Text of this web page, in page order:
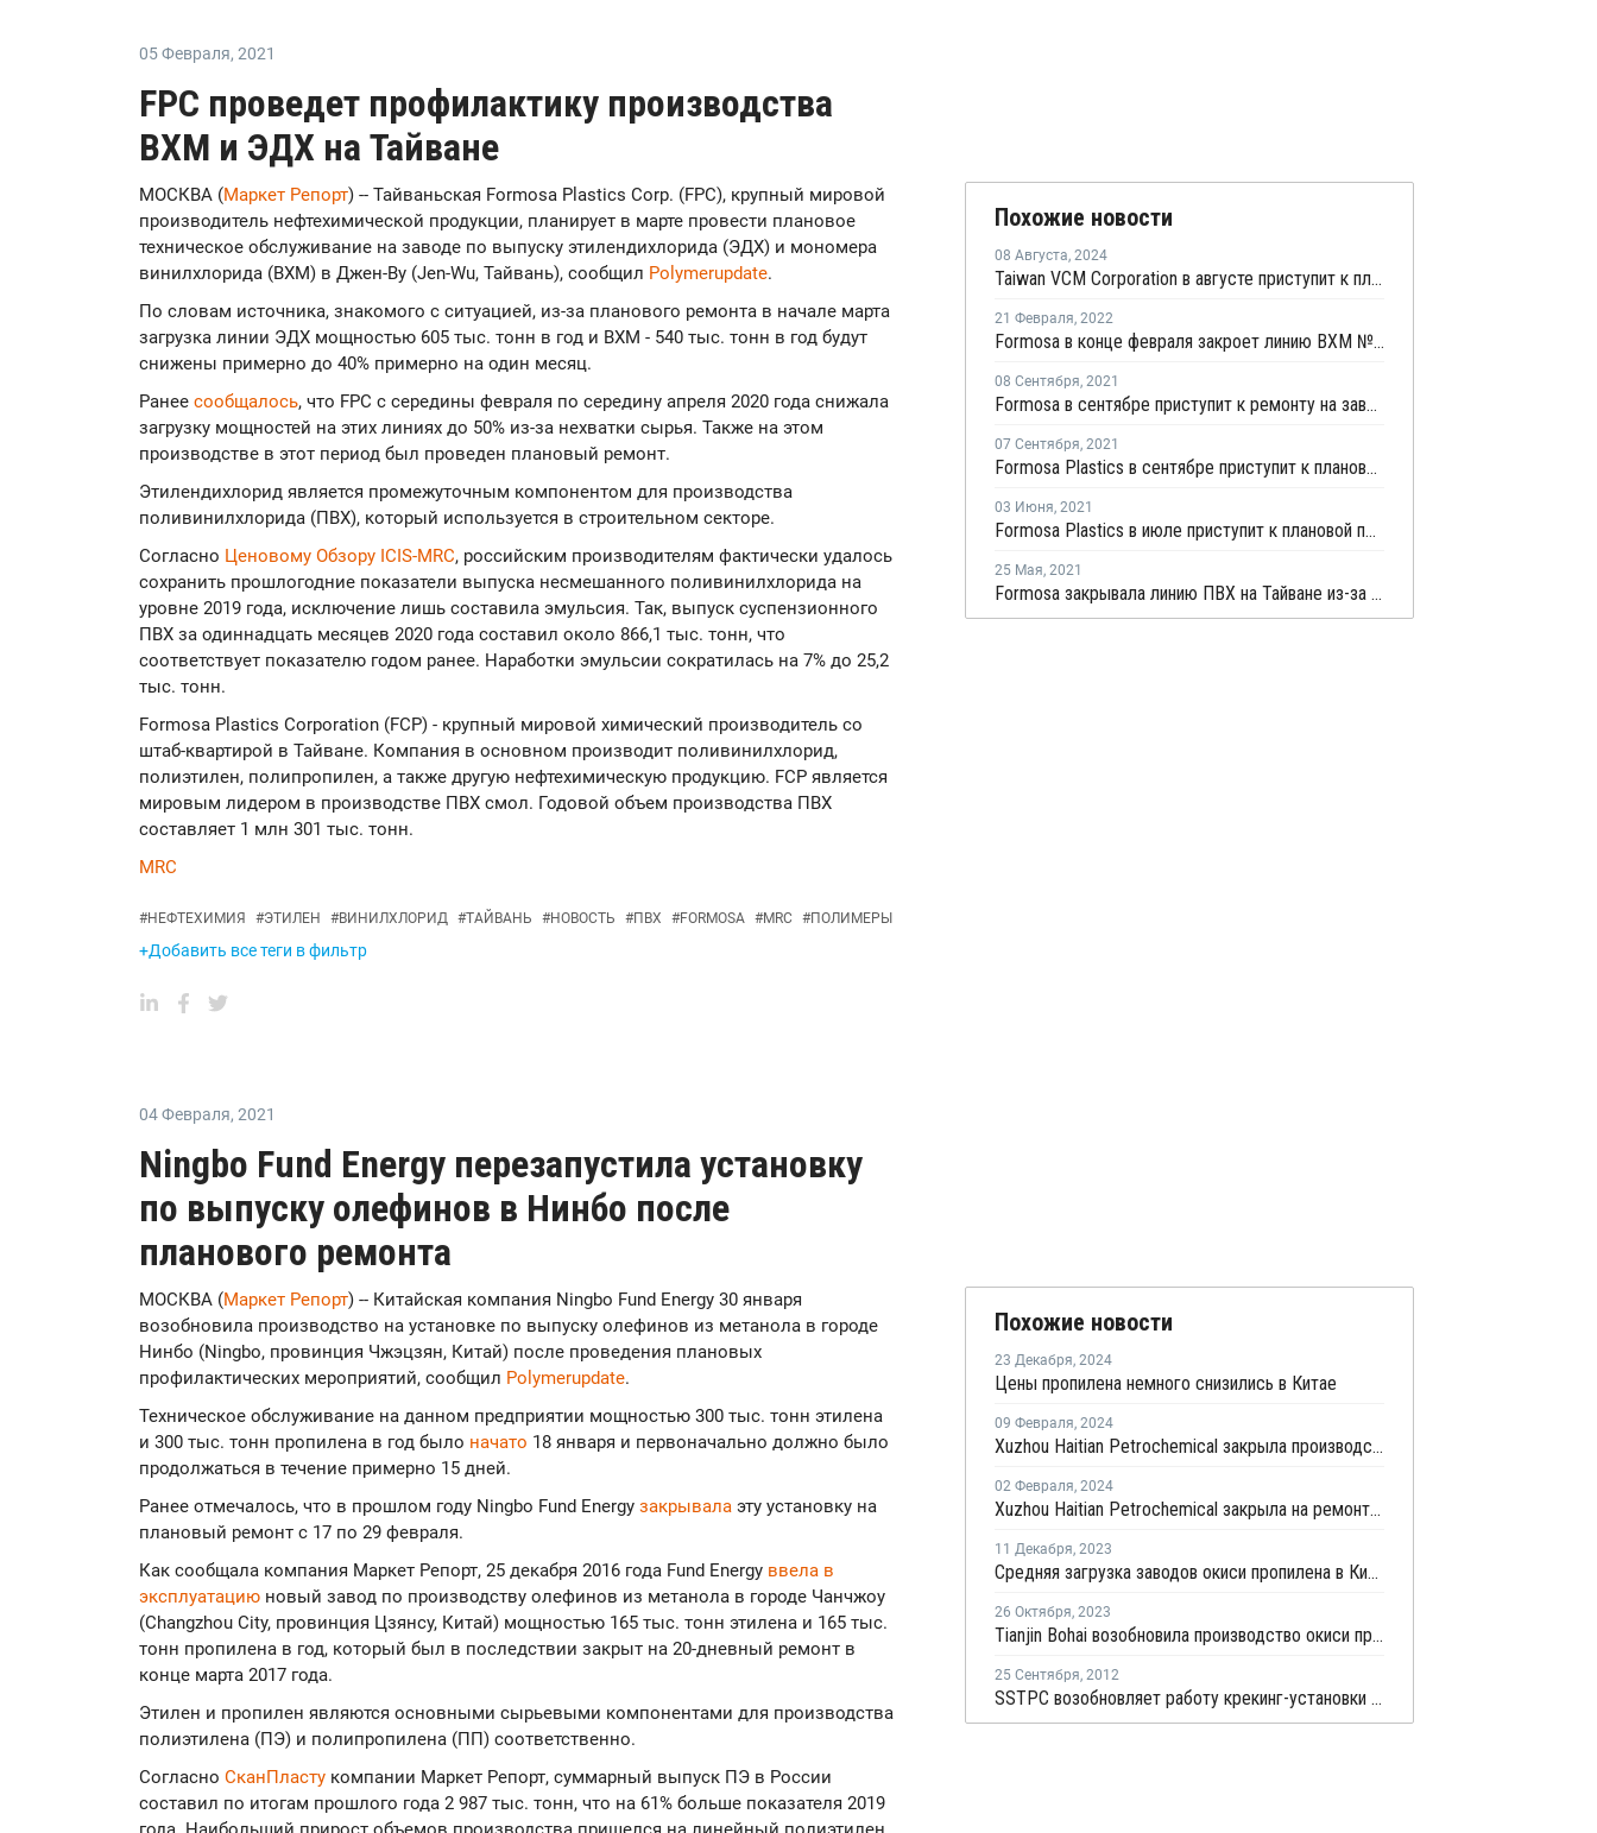
05 Февраля, 2021
FPC проведет профилактику производства
ВХМ и ЭДХ на Тайване
МОСКВА (Маркет Репорт) -- Тайваньская Formosa Plastics Corp. (FPC), крупный мировой
производитель нефтехимической продукции, планирует в марте провести плановое
техническое обслуживание на заводе по выпуску этилендихлорида (ЭДХ) и мономера
винилхлорида (ВХМ) в Джен-Ву (Jen-Wu, Тайвань), сообщил Polymerupdate.
По словам источника, знакомого с ситуацией, из-за планового ремонта в начале марта
загрузка линии ЭДХ мощностью 605 тыс. тонн в год и ВХМ - 540 тыс. тонн в год будут
снижены примерно до 40% примерно на один месяц.
Ранее сообщалось, что FPC с середины февраля по середину апреля 2020 года снижала
загрузку мощностей на этих линиях до 50% из-за нехватки сырья. Также на этом
производстве в этот период был проведен плановый ремонт.
Этилендихлорид является промежуточным компонентом для производства
поливинилхлорида (ПВХ), который используется в строительном секторе.
Согласно Ценовому Обзору ICIS-MRC, российским производителям фактически удалось
сохранить прошлогодние показатели выпуска несмешанного поливинилхлорида на
уровне 2019 года, исключение лишь составила эмульсия. Так, выпуск суспензионного
ПВХ за одиннадцать месяцев 2020 года составил около 866,1 тыс. тонн, что
соответствует показателю годом ранее. Наработки эмульсии сократилась на 7% до 25,2
тыс. тонн.
Formosa Plastics Corporation (FCP) - крупный мировой химический производитель со
штаб-квартирой в Тайване. Компания в основном производит поливинилхлорид,
полиэтилен, полипропилен, а также другую нефтехимическую продукцию. FCP является
мировым лидером в производстве ПВХ смол. Годовой объем производства ПВХ
составляет 1 млн 301 тыс. тонн.
MRC
#НЕФТЕХИМИЯ #ЭТИЛЕН #ВИНИЛХЛОРИД #ТАЙВАНЬ #НОВОСТЬ #ПВХ #FORMOSA #MRC #ПОЛИМЕРЫ
+Добавить все теги в фильтр
Похожие новости
08 Августа, 2024
Taiwan VCM Corporation в августе приступит к плановой профилактике на заводе ВХМ в Линьюане
21 Февраля, 2022
Formosa в конце февраля закроет линию ВХМ № 2 на Тайване на плановый ремонт
08 Сентября, 2021
Formosa в сентябре приступит к ремонту на заводе ЭДХ на Тайване
07 Сентября, 2021
Formosa Plastics в сентябре приступит к плановой профилактике на заводе ВХМ на Тайване
03 Июня, 2021
Formosa Plastics в июле приступит к плановой профилактике на линии ВХМ на Тайване
25 Мая, 2021
Formosa закрывала линию ПВХ на Тайване из-за отключения электроэнергии
04 Февраля, 2021
Ningbo Fund Energy перезапустила установку
по выпуску олефинов в Нинбо после
планового ремонта
МОСКВА (Маркет Репорт) -- Китайская компания Ningbo Fund Energy 30 января
возобновила производство на установке по выпуску олефинов из метанола в городе
Нинбо (Ningbo, провинция Чжэцзян, Китай) после проведения плановых
профилактических мероприятий, сообщил Polymerupdate.
Техническое обслуживание на данном предприятии мощностью 300 тыс. тонн этилена
и 300 тыс. тонн пропилена в год было начато 18 января и первоначально должно было
продолжаться в течение примерно 15 дней.
Ранее отмечалось, что в прошлом году Ningbo Fund Energy закрывала эту установку на
плановый ремонт с 17 по 29 февраля.
Как сообщала компания Маркет Репорт, 25 декабря 2016 года Fund Energy ввела в
эксплуатацию новый завод по производству олефинов из метанола в городе Чанчжоу
(Changzhou City, провинция Цзянсу, Китай) мощностью 165 тыс. тонн этилена и 165 тыс.
тонн пропилена в год, который был в последствии закрыт на 20-дневный ремонт в
конце марта 2017 года.
Этилен и пропилен являются основными сырьевыми компонентами для производства
полиэтилена (ПЭ) и полипропилена (ПП) соответственно.
Согласно СканПласту компании Маркет Репорт, суммарный выпуск ПЭ в России
составил по итогам прошлого года 2 987 тыс. тонн, что на 61% больше показателя 2019
Похожие новости
23 Декабря, 2024
Цены пропилена немного снизились в Китае
09 Февраля, 2024
Xuzhou Haitian Petrochemical закрыла производство ПП в Китае
02 Февраля, 2024
Xuzhou Haitian Petrochemical закрыла на ремонт производство ПП в Китае
11 Декабря, 2023
Средняя загрузка заводов окиси пропилена в Китае снизилась на 0,7%
26 Октября, 2023
Tianjin Bohai возобновила производство окиси пропилена в Китае после ремонта
25 Сентября, 2012
SSTPC возобновляет работу крекинг-установки в Китае